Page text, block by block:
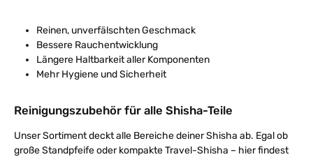
Reinen, unverfälschten Geschmack
Bessere Rauchentwicklung
Längere Haltbarkeit aller Komponenten
Mehr Hygiene und Sicherheit
Reinigungszubehör für alle Shisha-Teile
Unser Sortiment deckt alle Bereiche deiner Shisha ab. Egal ob
große Standpfeife oder kompakte Travel-Shisha – hier findest